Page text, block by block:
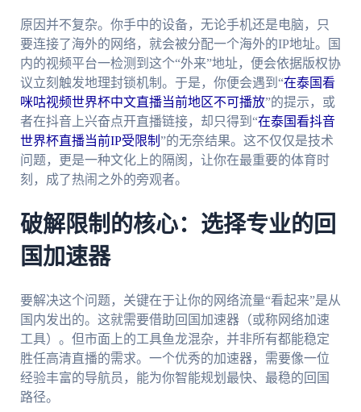
原因并不复杂。你手中的设备，无论手机还是电脑，只
要连接了海外的网络，就会被分配一个海外的IP地址。国
内的视频平台一检测到这个“外来”地址，便会依据版权协
议立刻触发地理封锁机制。于是，你便会遇到“在泰国看
咪咕视频世界杯中文直播当前地区不可播放”的提示，或
者在抖音上兴奋点开直播链接，却只得到“在泰国看抖音
世界杯直播当前IP受限制 ”的无奈结果。这不仅仅是技术
问题，更是一种文化上的隔阂，让你在最重要的体育时
刻，成了热闹之外的旁观者。
破解限制的核心：选择专业的回
国加速器
要解决这个问题，关键在于让你的网络流量“看起来”是从
国内发出的。这就需要借助回国加速器（或称网络加速
工具）。但市面上的工具鱼龙混杂，并非所有都能稳定
胜任高清直播的需求。一个优秀的加速器，需要像一位
经验丰富的导航员，能为你智能规划最快、最稳的回国
路径。